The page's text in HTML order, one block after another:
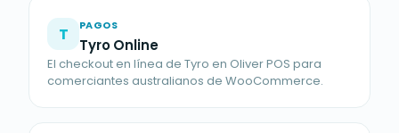
T PAGOS
Tyro Online
El checkout en línea de Tyro en Oliver POS para
comerciantes australianos de WooCommerce.